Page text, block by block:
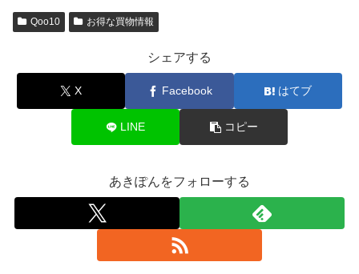
Qoo10 お得な買物情報
シェアする
X Facebook はてブ
LINE コピー
あきぽんをフォローする